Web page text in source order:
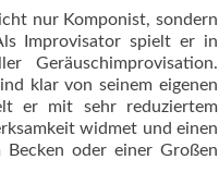
nur Komponist, sondern
Improvisator spielt er in
Geräuschimprovisation.
klar von seinem eigenen
er mit sehr reduziertem
widmet und einen
oder einer Großen